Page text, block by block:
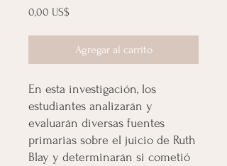
0,00 US$Precio
Agregar al carrito
En esta investigación, los
estudiantes analizarán y
evaluarán diversas fuentes
primarias sobre el juicio de Ruth
Blay y determinarán si cometió